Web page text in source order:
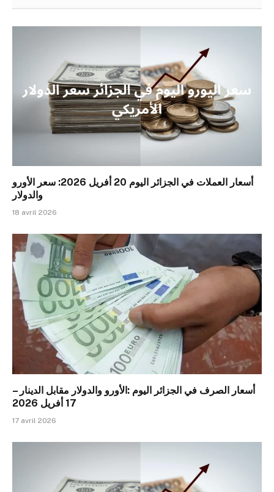
أسعار العملات في الجزائر اليوم 20 أفريل 2026: سعر الأورو
18 avril 2026
أسعار الصرف في الجزائر اليوم :الأورو والدولار مقابل الدينار –
17 أفريل 2026
17 avril 2026